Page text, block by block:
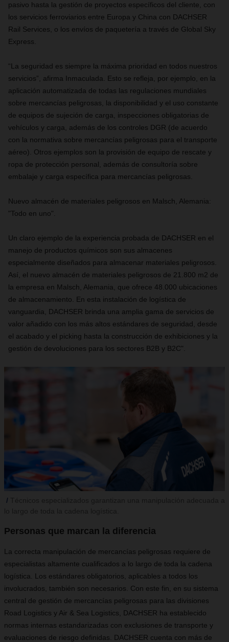
pasivo hasta la gestión de proyectos específicos del cliente, con
los servicios ferroviarios entre Europa y China con DACHSER
Rail Services, o los envíos de paquetería a través de Global Sky
Express.
“La seguridad es siempre la máxima prioridad en todos nuestros
servicios”, afirma Inmaculada. Esto se refleja, por ejemplo, en la
aplicación automatizada de todas las regulaciones mundiales
sobre mercancías peligrosas, la disponibilidad y el uso constante
de equipos de sujeción de carga, inspecciones obligatorias de
vehículos y carga, además de los controles DGR (de acuerdo
con la normativa sobre mercancías peligrosas para el transporte
aéreo). Otros ejemplos son la provisión de equipo de rescate y
ropa de protección personal, además de consultoría sobre
embalaje y carga específica para mercancías peligrosas.
Nuevo almacén de materiales peligrosos en Malsch, Alemania:
"Todo en uno".
Un claro ejemplo de la experiencia probada de DACHSER en el
manejo de productos químicos son sus almacenes
especialmente diseñados para almacenar materiales peligrosos.
Así, el nuevo almacén de materiales peligrosos de 21.800 m2 de
la empresa en Malsch, Alemania, que ofrece 48.000 ubicaciones
de almacenamiento. En esta instalación de logística de
vanguardia, DACHSER brinda una amplia gama de servicios de
valor añadido con los más altos estándares de seguridad, desde
el acabado y el picking hasta la construcción de exhibiciones y la
gestión de devoluciones para los sectores B2B y B2C".
Personas que marcan la diferencia
La correcta manipulación de mercancías peligrosas requiere de
especialistas altamente cualificados a lo largo de toda la cadena
logística. Los estándares obligatorios, aplicables a todos los
involucrados, también son necesarios. Con este fin, en su sistema
central de gestión de mercancías peligrosas para las divisiones
Road Logistics y Air & Sea Logistics, DACHSER ha establecido
normas internas estandarizadas con exclusiones de transporte y
evaluaciones de riesgo definidas. DACHSER cuenta con más de